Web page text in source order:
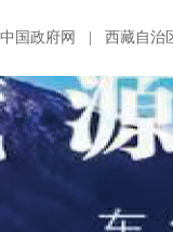
中国政府网 西藏自治